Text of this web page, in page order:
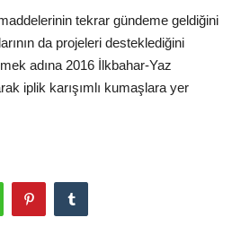
tekrar gündeme geldiğini
da projeleri desteklediğini
adına 2016 İlkbahar-Yaz
iplik karışımlı kumaşlara yer